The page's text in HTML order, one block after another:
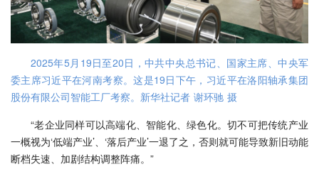
2025年5月19日至20日，中共中央总书记、国家主席、中央军
委主席习近平在河南考察。这是19日下午，习近平在洛阳轴承集团
股份有限公司智能工厂考察。新华社记者 谢环驰 摄
“老企业同样可以高端化、智能化、绿色化。切不可把传统产业
一概视为‘低端产业’、‘落后产业’一退了之，否则就可能导致新旧动能
断档失速、加剧结构调整阵痛。”